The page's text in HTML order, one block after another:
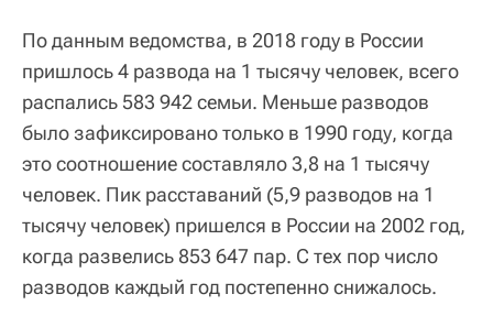
По данным ведомства, в 2018 году в России
пришлось 4 развода на 1 тысячу человек, всего
распались 583 942 семьи. Меньше разводов
было зафиксировано только в 1990 году, когда
это соотношение составляло 3,8 на 1 тысячу
человек. Пик расставаний (5,9 разводов на 1
тысячу человек) пришелся в России на 2002 год,
когда развелись 853 647 пар. С тех пор число
разводов каждый год постепенно снижалось.